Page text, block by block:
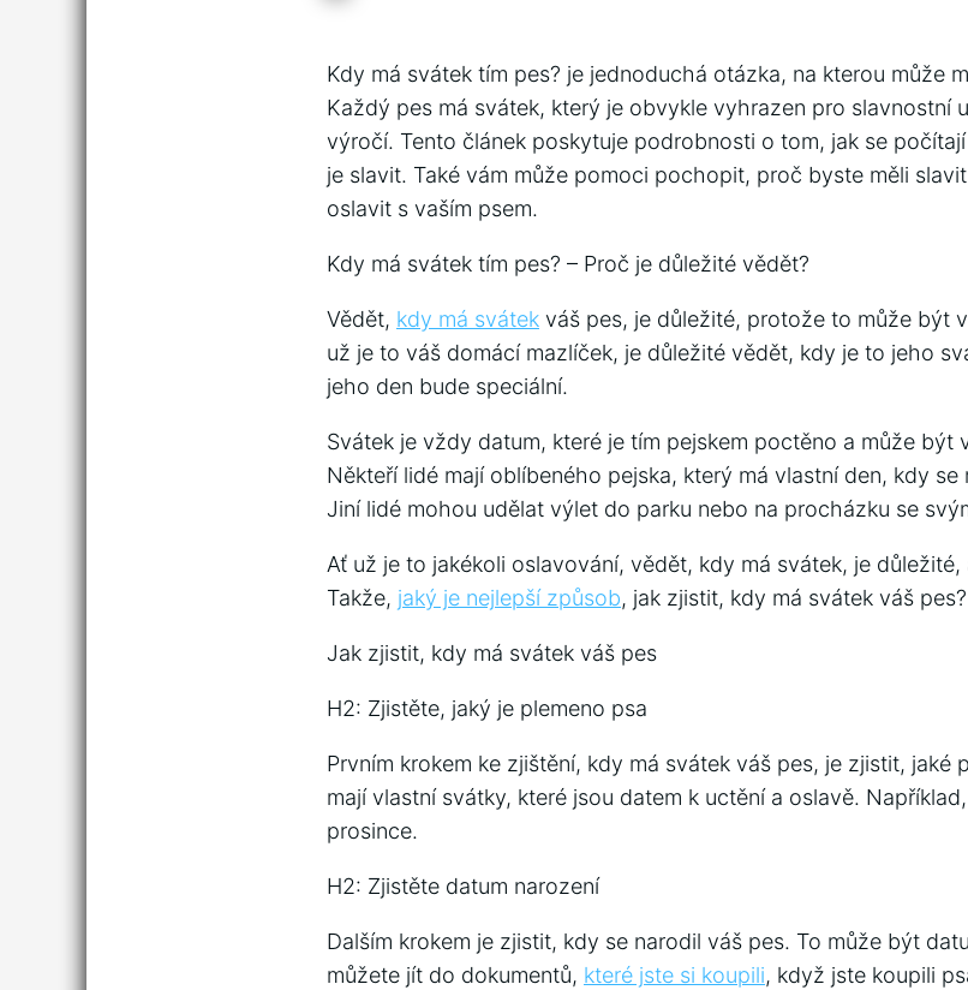
Kdy má svátek tím pes? je jednoduchá otázka, na kterou může
Každý pes má svátek, který je obvykle vyhrazen pro slavnostní
výročí. Tento článek poskytuje podrobnosti o tom, jak se
je slavit. Také vám může pomoci pochopit, proč byste měli
oslavit s vaším psem.
Kdy má svátek tím pes? – Proč je důležité vědět?
Vědět, kdy má svátek váš pes, je důležité, protože to může být
už je to váš domácí mazlíček, je důležité vědět, kdy je to jeho
jeho den bude speciální.
Svátek je vždy datum, které je tím pejskem poctěno a může
Někteří lidé mají oblíbeného pejska, který má vlastní den, kdy
Jiní lidé mohou udělat výlet do parku nebo na procházku se
Ať už je to jakékoli oslavování, vědět, kdy má svátek, je
Takže, jaký je nejlepší způsob, jak zjistit, kdy má svátek váš pes?
Jak zjistit, kdy má svátek váš pes
H2: Zjistěte, jaký je plemeno psa
Prvním krokem ke zjištění, kdy má svátek váš pes, je zjistit, jaké
mají vlastní svátky, které jsou datem k uctění a oslavě.
prosince.
H2: Zjistěte datum narození
Dalším krokem je zjistit, kdy se narodil váš pes. To může být
můžete jít do dokumentů, které jste si koupili, když jste koupili